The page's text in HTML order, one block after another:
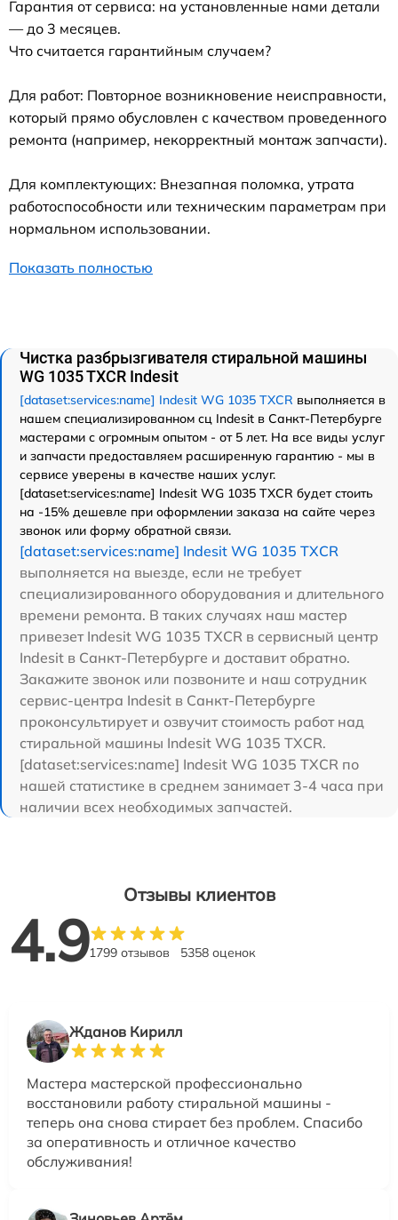
Гарантия от сервиса: на установленные нами детали
— до 3 месяцев.
Что считается гарантийным случаем?
Для работ: Повторное возникновение неисправности,
который прямо обусловлен с качеством проведенного
ремонта (например, некорректный монтаж запчасти).
Для комплектующих: Внезапная поломка, утрата
работоспособности или техническим параметрам при
нормальном использовании.
Показать полностью
Чистка разбрызгивателя стиральной машины
WG 1035 TXCR Indesit
[dataset:services:name] Indesit WG 1035 TXCR выполняется в
нашем специализированном сц Indesit в Санкт-Петербурге
мастерами с огромным опытом - от 5 лет. На все виды услуг
и запчасти предоставляем расширенную гарантию - мы в
сервисе уверены в качестве наших услуг.
[dataset:services:name] Indesit WG 1035 TXCR будет стоить
на -15% дешевле при оформлении заказа на сайте через
звонок или форму обратной связи.
[dataset:services:name] Indesit WG 1035 TXCR
выполняется на выезде, если не требует
специализированного оборудования и длительного
времени ремонта. В таких случаях наш мастер
привезет Indesit WG 1035 TXCR в сервисный центр
Indesit в Санкт-Петербурге и доставит обратно.
Закажите звонок или позвоните и наш сотрудник
сервис-центра Indesit в Санкт-Петербурге
проконсультирует и озвучит стоимость работ над
стиральной машины Indesit WG 1035 TXCR.
[dataset:services:name] Indesit WG 1035 TXCR по
нашей статистике в среднем занимает 3-4 часа при
наличии всех необходимых запчастей.
Отзывы клиентов
4.91799 отзывов 5358 оценок
Жданов Кирилл
Мастера мастерской профессионально
восстановили работу стиральной машины -
теперь она снова стирает без проблем. Спасибо
за оперативность и отличное качество
обслуживания!